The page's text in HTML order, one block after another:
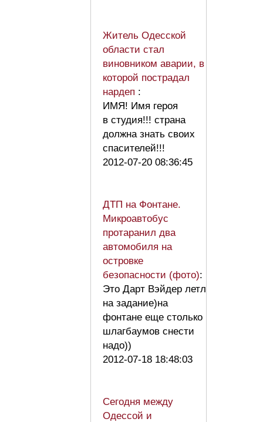
Житель Одесской
области стал
виновником аварии, в
которой пострадал
нардеп :
ИМЯ! Имя героя
в студия!!! страна
должна знать своих
спасителей!!!
2012-07-20 08:36:45
ДТП на Фонтане.
Микроавтобус
протаранил два
автомобиля на
островке
безопасности (фото):
Это Дарт Вэйдер летл
на задание)на
фонтане еще столько
шлагбаумов снести
надо))
2012-07-18 18:48:03
Сегодня между
Одессой и